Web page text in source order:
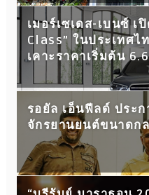
เมอร์เซเดส-เบนซ์ เ
Class” ในประเทศไ
เคาะราคาเริ่มต้น
รอยัล เอ็นฟีลด์ ประ
จักรยานยนต์ขนาดก